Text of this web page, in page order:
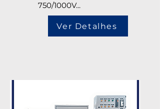
750/1000V...
Ver Detalhes